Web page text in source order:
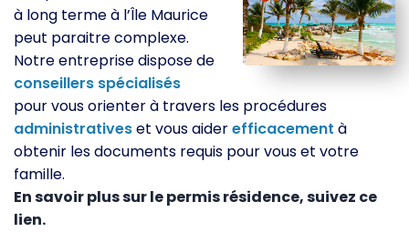
à long terme à l’Île Maurice
peut paraitre complexe.
Notre entreprise dispose de
conseillers spécialisés
pour vous orienter à travers les procédures
administrativeset vous aiderefficacement à
obtenir les documents requis pour vous et votre
famille.
En savoir plus sur le permis résidence, suivez ce
lien.